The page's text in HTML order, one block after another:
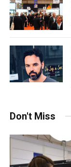
Don't Miss